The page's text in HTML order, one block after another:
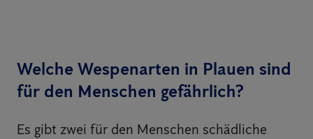
Welche Wespenarten in Plauen sind
für den Menschen gefährlich?
Es gibt zwei für den Menschen schädliche